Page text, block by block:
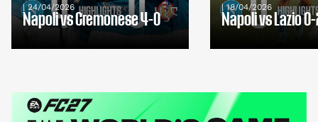
| 24/04/2026
Napoli vs Cremonese 4-0
| 18/04/2026
Napoli vs Lazio